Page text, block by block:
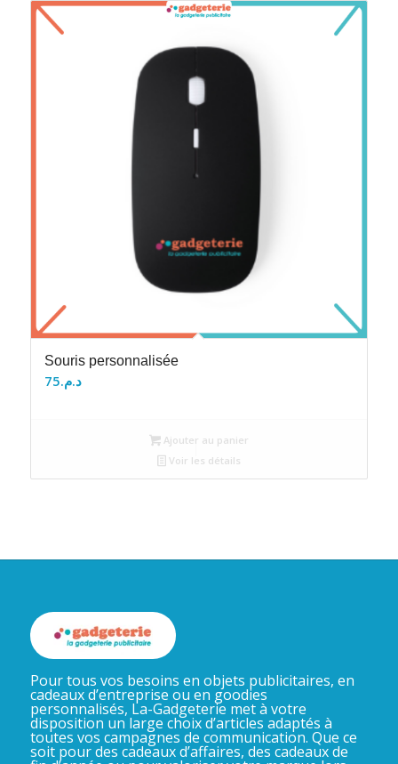
Souris personnalisée
د.م.75
Ajouter au panier
Voir les détails
Pour tous vos besoins en objets publicitaires, en
cadeaux d’entreprise ou en goodies
personnalisés, La-Gadgeterie met à votre
disposition un large choix d’articles adaptés à
toutes vos campagnes de communication. Que ce
soit pour des cadeaux d’affaires, des cadeaux de